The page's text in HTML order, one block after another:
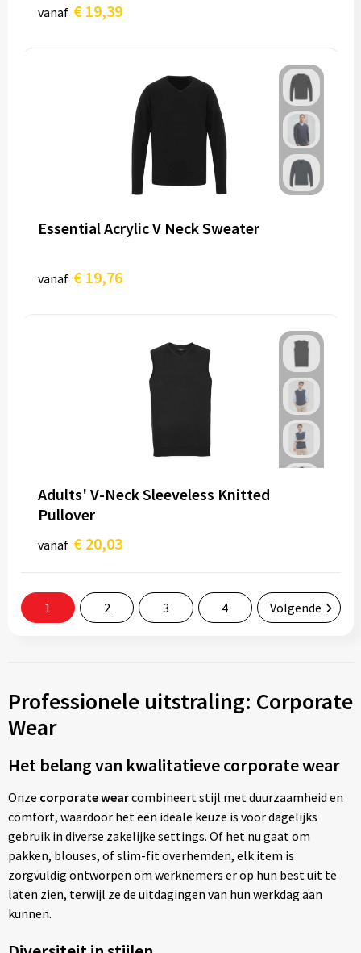
vanaf € 19,39
Essential Acrylic V Neck Sweater
vanaf € 19,76
Adults' V-Neck Sleeveless Knitted
Pullover
vanaf € 20,03
1 2 3 4 Volgende
Professionele uitstraling: Corporate
Wear
Het belang van kwalitatieve corporate wear
Onze corporate wearcombineert stijl met duurzaamheid en
comfort, waardoor het een ideale keuze is voor dagelijks
gebruik in diverse zakelijke settings. Of het nu gaat om
pakken, blouses, of slim-fit overhemden, elk item is
zorgvuldig ontworpen om werknemers er op hun best uit te
laten zien, terwijl ze de uitdagingen van hun werkdag aan
kunnen.